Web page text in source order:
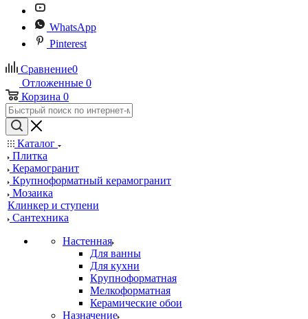
WhatsApp
Pinterest
Сравнение0
Отложенные 0
Корзина 0
Каталог
Плитка
Керамогранит
Крупноформатный керамогранит
Мозаика
Клинкер и ступени
Сантехника
Настенная
Для ванны
Для кухни
Крупноформатная
Мелкоформатная
Керамические обои
Назначение